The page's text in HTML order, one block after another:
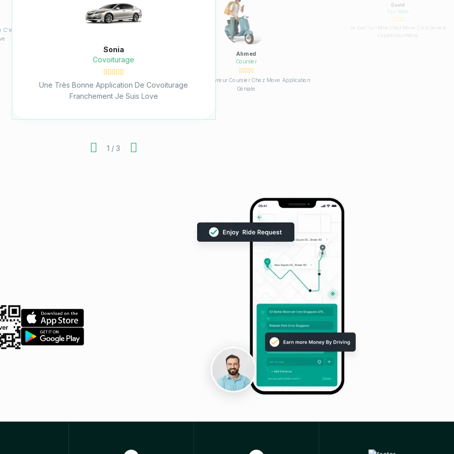
Ahmed
Je Suis Un Livreur Coursier Chez Move Application
Taxi Moto
Je Suis Taxi Moto Chez Move C'est Géniale
L'application Move
Sonia
2 / 3